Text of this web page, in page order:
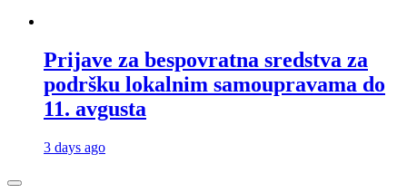
Prijave za bespovratna sredstva za
podršku lokalnim samoupravama do
11. avgusta
3 days ago